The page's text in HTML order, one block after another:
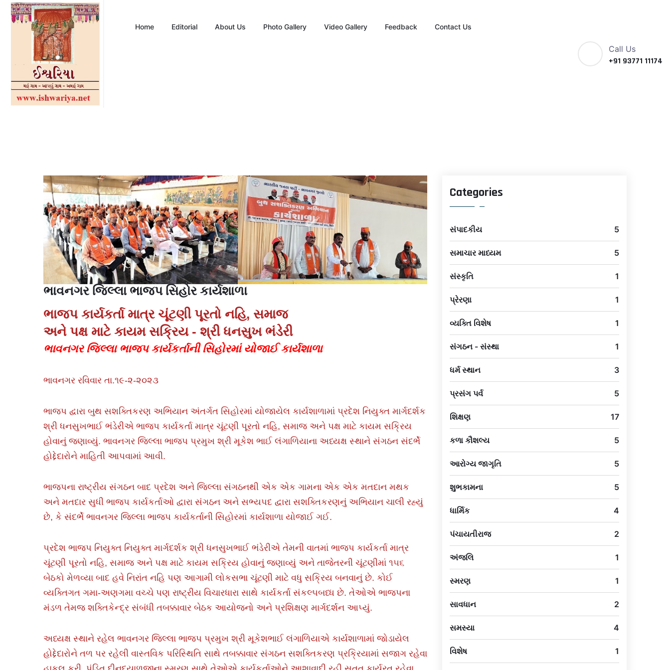
Home Editorial About Us Photo Gallery Video Gallery Feedback Contact Us
Call Us
+91 93771 11174
ભાવનગર જિલ્લા ભાજપ સિહોર કાર્યશાળા
ભાજપ કાર્યકર્તા માત્ર ચૂંટણી પૂરતો નહિ, સમાજ
અને પક્ષ માટે કાયમ સક્રિય - શ્રી ધનસુખ ભંડેરી
ભાવનગર જિલ્લા ભાજપ કાર્યકર્તાની સિહોરમાં યોજાઈ કાર્યશાળા
ભાવનગર રવિવાર તા.૧૯-૨-૨૦૨૩
ભાજપ દ્વારા બુથ સશક્તિકરણ અભિયાન અંતર્ગત સિહોરમાં યોજાયેલ કાર્યશાળામાં પ્રદેશ નિયુક્ત માર્ગદર્શક
શ્રી ધનસુખભાઈ ભંડેરીએ ભાજપ કાર્યકર્તા માત્ર ચૂંટણી પૂરતો નહિ, સમાજ અને પક્ષ માટે કાયમ સક્રિય
હોવાનું જણાવ્યું. ભાવનગર જિલ્લા ભાજપ પ્રમુખ શ્રી મૂકેશ ભાઈ લંગાળિયાના અધ્યક્ષ સ્થાને સંગઠન સંદર્ભે
હોદ્દેદારોને માહિતી આપવામાં આવી.
ભાજપના રાષ્ટ્રીય સંગઠન બાદ પ્રદેશ અને જિલ્લા સંગઠનથી એક એક ગામના એક એક મતદાન મથક
અને મતદાર સુધી ભાજપ કાર્યકર્તાઓ દ્વારા સંગઠન અને સભ્યપદ દ્વારા સશક્તિકરણનું અભિયાન ચાલી રહ્યું
છે, કે સંદર્ભે ભાવનગર જિલ્લા ભાજપ કાર્યકર્તાની સિહોરમાં કાર્યશાળા યોજાઈ ગઈ.
પ્રદેશ ભાજપ નિયુક્ત નિયુક્ત માર્ગદર્શક શ્રી ધનસુખભાઈ ભંડેરીએ તેમની વાતમાં ભાજપ કાર્યકર્તા માત્ર
ચૂંટણી પૂરતો નહિ, સમાજ અને પક્ષ માટે કાયમ સક્રિય હોવાનું જણાવ્યું અને તાજેતરની ચૂંટણીમાં ૧૫૬
બેઠકો મેળવ્યા બાદ હવે નિરાંત નહિ પણ આગામી લોકસભા ચૂંટણી માટે વધુ સક્રિય બનવાનું છે. કોઈ
વ્યક્તિગત ગમા-અણગમા વચ્ચે પણ રાષ્ટ્રીય વિચારધારા સાથે કાર્યકર્તા સંકલ્પબધ્ધ છે. તેઓએ ભાજપના
મંડળ તેમજ શક્તિકેન્દ્ર સંબંધી તબક્કાવાર બેઠક આયોજનો અને પ્રશિક્ષણ માર્ગદર્શન આપ્યું.
અધ્યક્ષ સ્થાને રહેલ ભાવનગર જિલ્લા ભાજપ પ્રમુખ શ્રી મૂકેશભાઈ લંગાળિયાએ કાર્યશાળામાં જોડાયેલ
હોદ્દેદારોને તળ પર રહેલી વાસ્તવિક પરિસ્થિતિ સાથે તબક્કાવાર સંગઠન સશક્તિકરણ પ્રક્રિયામાં સજાગ રહેવા
Categories
સંપાદકીય 5
સમાચાર માધ્યમ 5
સંસ્કૃતિ 1
પ્રેરણા 1
વ્યક્તિ વિશેષ 1
સંગઠન - સંસ્થા 1
ધર્મ સ્થાન 3
પ્રસંગ પર્વ 5
શિક્ષણ 17
કળા કૌશલ્ય 5
આરોગ્ય જાગૃતિ 5
શુભકામના 5
ધાર્મિક 4
પંચાયતીરાજ 2
અંજલિ 1
સ્મરણ 1
સાવધાન 2
સમસ્યા 4
વિશેષ 1